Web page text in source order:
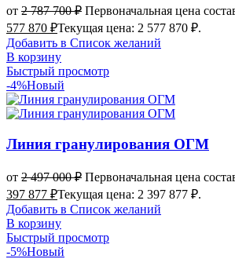
от 2 787 700₽ Первоначальная цена
577 870 ₽Текущая цена: 2 577 870 ₽.
Добавить в Список желаний
В корзину
Быстрый просмотр
-4%Новый
Линия гранулирования ОГМ
от 2 497 000₽ Первоначальная цена
397 877 ₽Текущая цена: 2 397 877 ₽.
Добавить в Список желаний
В корзину
Быстрый просмотр
-5%Новый